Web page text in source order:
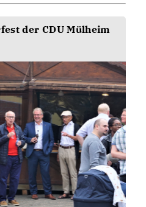
der CDU Mülheim